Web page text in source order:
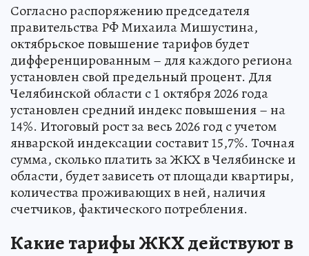
Согласно распоряжению председателя
правительства РФ Михаила Мишустина,
октябрьское повышение тарифов будет
дифференцированным – для каждого региона
установлен свой предельный процент. Для
Челябинской области с 1 октября 2026 года
установлен средний индекс повышения – на
14%. Итоговый рост за весь 2026 год с учетом
январской индексации составит 15,7%. Точная
сумма, сколько платить за ЖКХ в Челябинске и
области, будет зависеть от площади квартиры,
количества проживающих в ней, наличия
счетчиков, фактического потребления.
Какие тарифы ЖКХ действуют в